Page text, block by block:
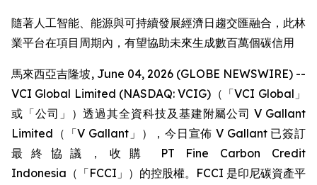
隨著人工智能、能源與可持續發展經濟日趨交匯融合，此林
業平台在項目周期內，有望協助未來生成數百萬個碳信用
馬來西亞吉隆坡, June 04, 2026 (GLOBE NEWSWIRE) --
VCI Global Limited (NASDAQ: VCIG)（「VCI Global」
或「公司」）透過其全資科技及基建附屬公司 V Gallant
Limited（「V Gallant」），今日宣佈 V Gallant 已簽訂
最終協議，收購 PT Fine Carbon Credit
Indonesia（「FCCI」）的控股權。FCCI 是印尼碳資產平